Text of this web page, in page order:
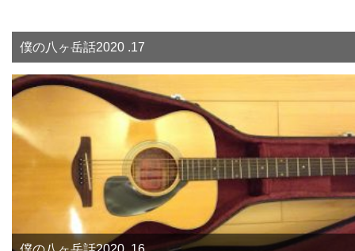
僕の八ヶ岳話2020 .17